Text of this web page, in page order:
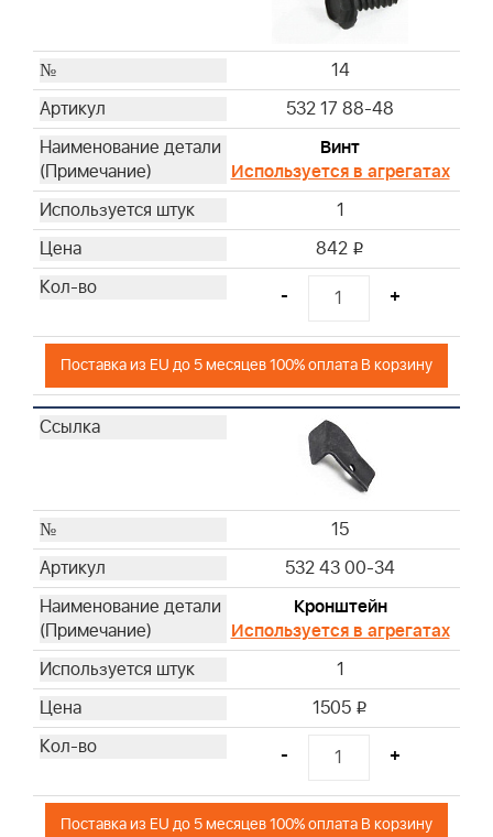
14
532 17 88-48
Винт
Используется в агрегатах
1
842 i
- +
Поставка из EU до 5 месяцев 100% оплата В корзину
15
532 43 00-34
Кронштейн
Используется в агрегатах
1
1505 i
- +
Поставка из EU до 5 месяцев 100% оплата В корзину